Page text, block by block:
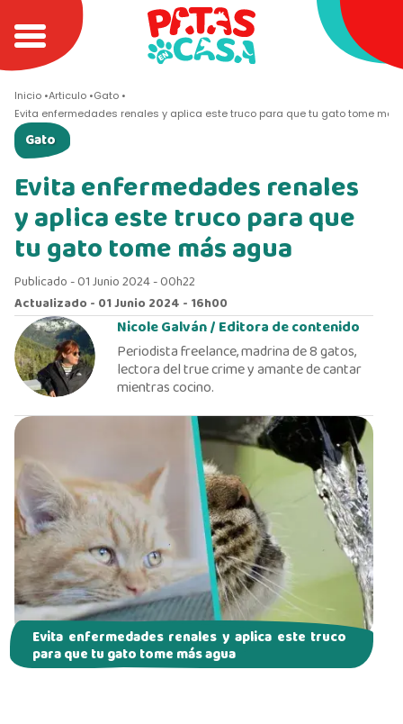
Inicio Articulo Gato
Evita enfermedades renales y aplica este truco para que tu gato tome
Gato
Evita enfermedades renales
y aplica este truco para que
tu gato tome más agua
Publicado - 01 Junio 2024 - 00h22
Actualizado - 01 Junio 2024 - 16h00
Nicole Galván /Editora de contenido
Periodista freelance, madrina de 8 gatos,
lectora del true crime y amante de cantar
mientras cocino.
Evita enfermedades renales y aplica este truco
para que tu gato tome más agua